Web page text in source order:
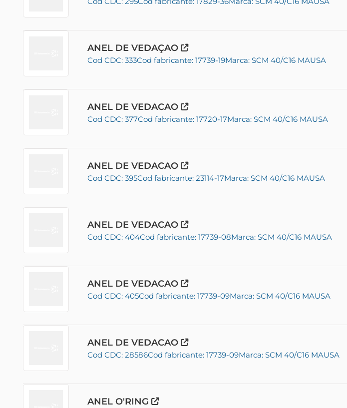
ANEL DE VEDAÇAO
Cod CDC: 333Cod fabricante: 17739-19Marca: SCM 40/C16 MAUSA
ANEL DE VEDACAO
Cod CDC: 377Cod fabricante: 17720-17Marca: SCM 40/C16 MAUSA
ANEL DE VEDACAO
Cod CDC: 395Cod fabricante: 23114-17Marca: SCM 40/C16 MAUSA
ANEL DE VEDACAO
Cod CDC: 404Cod fabricante: 17739-08Marca: SCM 40/C16 MAUSA
ANEL DE VEDACAO
Cod CDC: 405Cod fabricante: 17739-09Marca: SCM 40/C16 MAUSA
ANEL DE VEDACAO
Cod CDC: 28586Cod fabricante: 17739-09Marca: SCM 40/C16 MAUSA
ANEL O'RING